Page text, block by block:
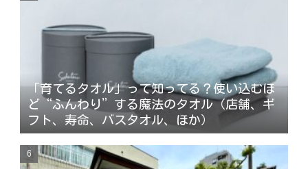
「育てるタオル」って知ってる？使い込むほ
ど“ふんわり”する魔法のタオル（店舗、ギ
フト、寿命、バスタオル、ほか）